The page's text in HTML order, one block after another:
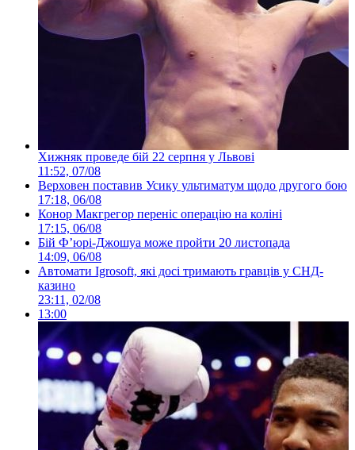
Хижняк проведе бій 22 серпня у Львові
11:52, 07/08
Верховен поставив Усику ультиматум щодо другого бою
17:18, 06/08
Конор Макгрегор переніс операцію на коліні
17:15, 06/08
Бій Ф’юрі-Джошуа може пройти 20 листопада
14:09, 06/08
Автомати Igrosoft, які досі тримають гравців у СНД-
казино
23:11, 02/08
13:00